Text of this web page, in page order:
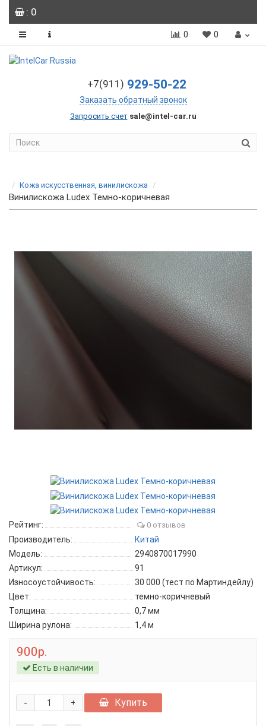
: 0
0 0
+7(911) 929-50-22
Заказать обратный звонок
Запросить счет sale@intel-car.ru
Кожа искусственная, винилискожа
Винилискожа Ludex Темно-коричневая
Рейтинг: 0 отзывов
Производитель:
Китай
Модель:
2940870017990
Артикул:
91
Износоустойчивость:
30 000 (тест по Мартиндейлу)
Цвет:
темно-коричневый
Толщина:
0,7 мм
Ширина рулона:
1,4 м
900р.
Есть в наличии
+
- Купить